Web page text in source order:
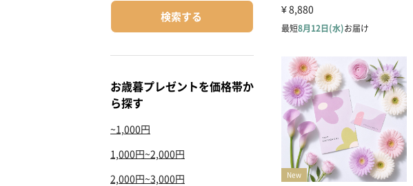
検索する
お歳暮プレゼントを価格帯か
ら探す
~1,000円
1,000円~2,000円
2,000円~3,000円